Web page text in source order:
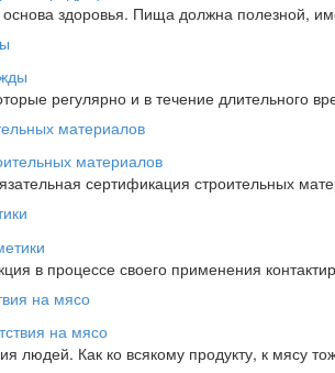
здоровья. Пища должна полезной,
регулярно и в течение длительного
материалов
сертификация строительных
в процессе своего применения
на мясо
людей. Как ко всякому продукту, к мясу